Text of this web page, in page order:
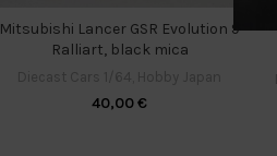
Mitsubishi Lancer GSR Evolution 9
Ralliart, black mica
40,00€